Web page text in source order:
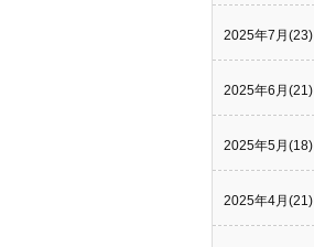
2025年7月(23)
2025年6月(21)
2025年5月(18)
2025年4月(21)